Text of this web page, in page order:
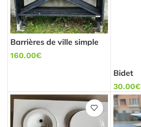
Barrières de ville simple
160.00€
Bidet
30.00€